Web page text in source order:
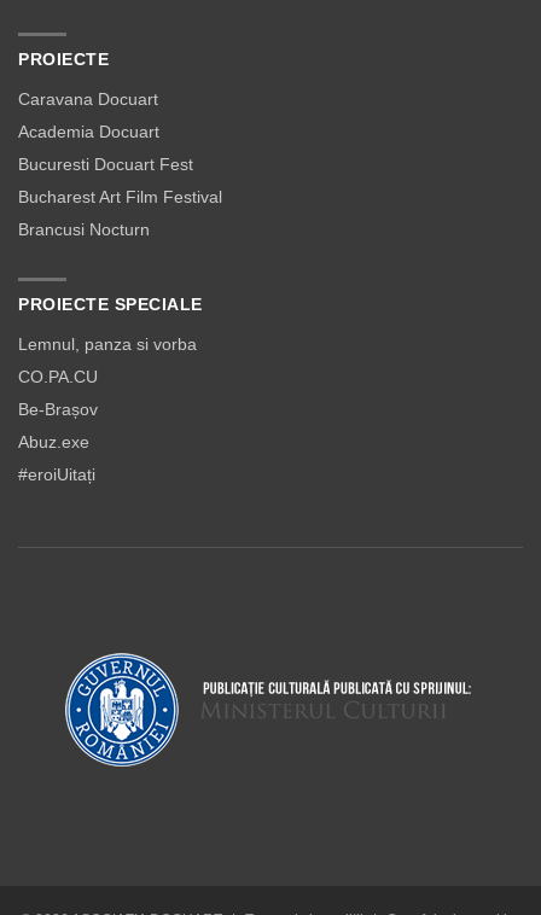
PROIECTE
Caravana Docuart
Academia Docuart
Bucuresti Docuart Fest
Bucharest Art Film Festival
Brancusi Nocturn
PROIECTE SPECIALE
Lemnul, panza si vorba
CO.PA.CU
Be-Brașov
Abuz.exe
#eroiUitați